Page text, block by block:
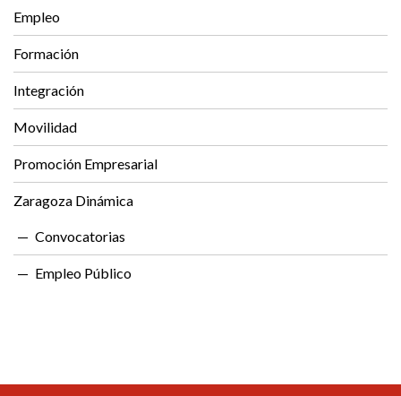
Empleo
Formación
Integración
Movilidad
Promoción Empresarial
Zaragoza Dinámica
Convocatorias
Empleo Público